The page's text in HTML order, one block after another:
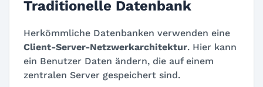
Traditionelle Datenbank
Herkömmliche Datenbanken verwenden eine
Client-Server-Netzwerkarchitektur. Hier kann
ein Benutzer Daten ändern, die auf einem
zentralen Server gespeichert sind.